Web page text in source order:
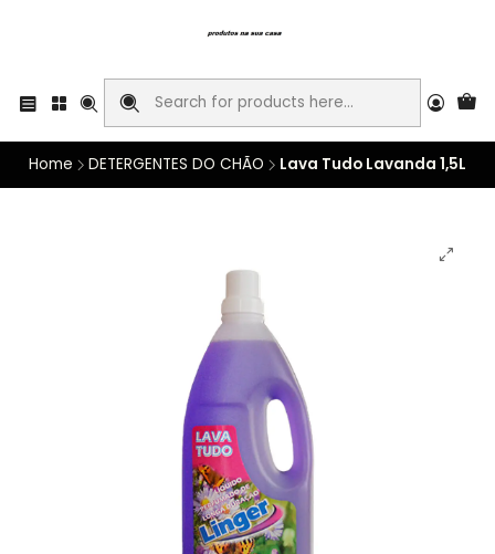
Home DETERGENTES DO CHÃO Lava Tudo Lavanda 1,5L